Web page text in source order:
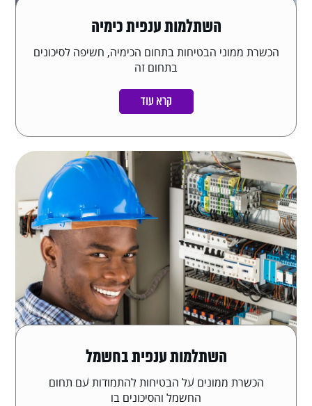
השתלמות ענפית כימיה
הכשרת ממוני הבטיחות בתחום הכימיה, חשיפה לסיכונים
בתחום זה
קרא עוד
השתלמות ענפית בחשמל
הכשרת ממונים על הבטיחות להתמודות עם תחום
החשמל והסיכונים בו